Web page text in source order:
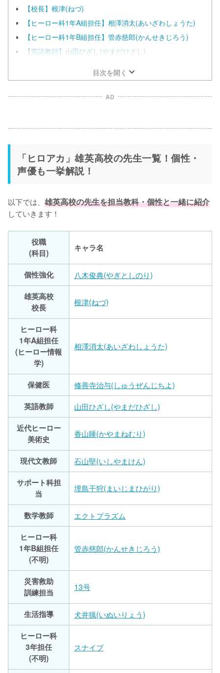
【校長】根津(ねづ)
【ヒーロー科1年A組担任】相澤消太(あいざわしょうた)
【ヒーロー科1年B組担任】管赤慈郎(かんせきじろう)
【英語教師】山田ひざし(やまだひざし)
目次を開く
AD
「ヒロアカ」雄英高校の先生一覧！個性・
声優も一挙解説！
以下では、 雄英高校の先生を担当教科・個性と一緒に紹介
していきます！
役職
(科目)
キャラ名
個性強化
八木俊典(やぎとしのり)
雄英高校
校長
根津(ねづ)
ヒーロー科
1年A組担任
(ヒーロー情報
学)
相澤消太(あいざわしょうた)
保健医
修善寺治与(しゅうぜんじちよ)
英語教師
山田ひざし(やまだひざし)
近代ヒーロー
美術史
香山睡(かやまねむり)
現代文教師
石山堅(いしやまけん)
サポート科担
当
埋島干狩(まいじまひがり)
数学教師
エクトプラズム
ヒーロー科
1年B組担任
(不明)
管赤慈郎(かんせきじろう)
災害救助
訓練担当
13号
生活指導
犬井猟(いぬいりょう)
ヒーロー科
3年担任
(不明)
スナイプ